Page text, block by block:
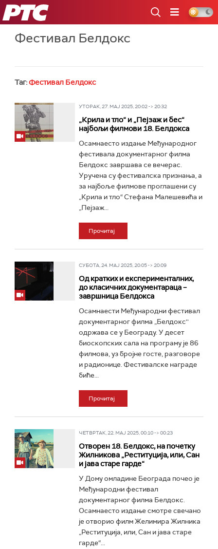
РТС
Фестивал Белдокс
Таг:Фестивал Белдокс
УТОРАК, 27. МАЈ 2025, 20:02 -> 20:32
„Крила и тло“ и „Пејзаж и бес“
најбољи филмови 18. Белдокса
Осамнаесто издање Међународног
фестивала документарног филма
Белдокс завршава се вечерас.
Уручена су фестивалска признања, а
за најбоље филмове проглашени су
„Крила и тло“ Стефана Малешевића и
„Пејзаж...
Прочитај
СУБОТА, 24. МАЈ 2025, 20:05 -> 20:09
Од кратких и експерименталних,
до класичних документараца –
завршница Белдокса
Осамнаести Међународни фестивал
документарног филма „Белдокс''
одржава се у Београду. У десет
биоскопских сала на програму је 86
филмова, уз бројне госте, разговоре
и радионице. Фестивалске награде
биће...
Прочитај
ЧЕТВРТАК, 22. МАЈ 2025, 00:10 -> 00:23
Отворен 18. Белдокс, на почетку
Жилникова „Реституција, или, Сан
и јава старе гарде“
У Дому омладине Београда почео је
Међународни фестивал
документарног филма Белдокс.
Осамнаесто издање смотре свечано
је отворио филм Желимира Жилника
„Реституција, или, Сан и јава старе
гарде“...